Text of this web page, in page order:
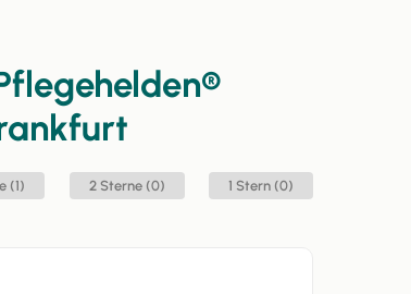
(1) 2 Sterne (0) 1 Stern (0)